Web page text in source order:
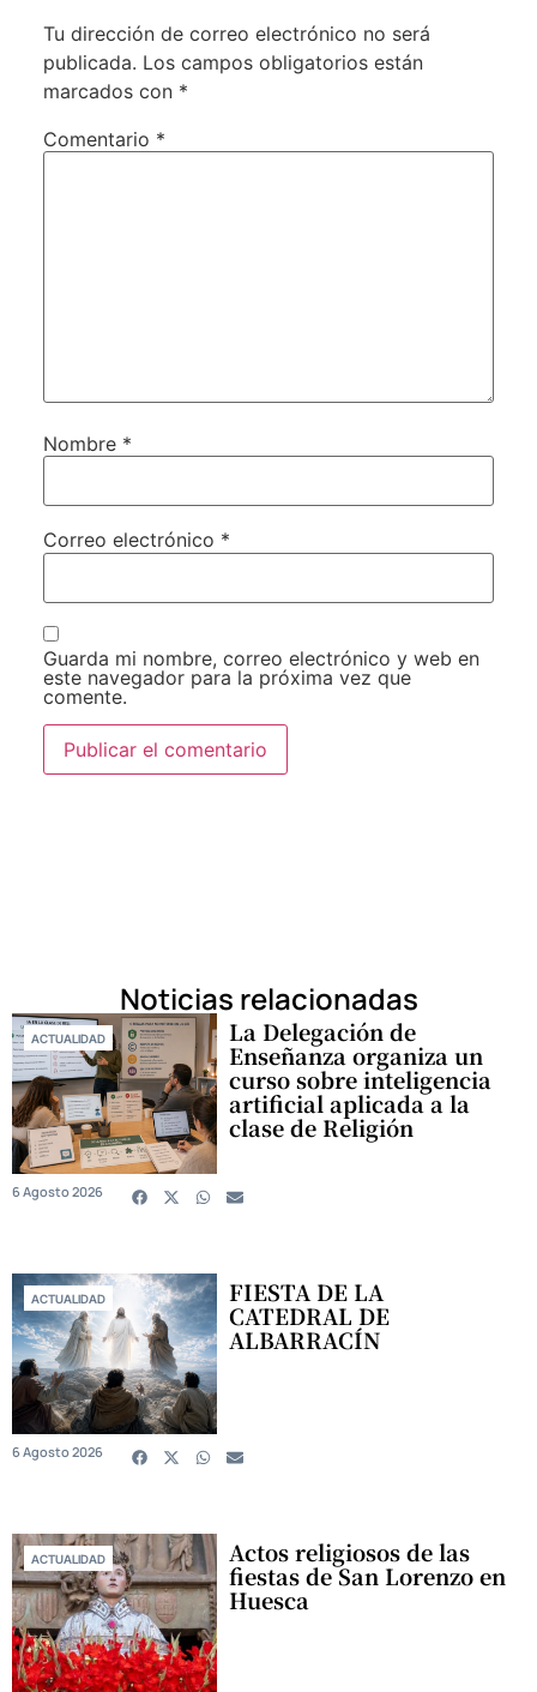
Tu dirección de correo electrónico no será
publicada. Los campos obligatorios están
marcados con *
Comentario *
Nombre *
Correo electrónico *
Guarda mi nombre, correo electrónico y web en
este navegador para la próxima vez que
comente.
Noticias relacionadas
ACTUALIDAD La Delegación de
Enseñanza organiza un
curso sobre inteligencia
artificial aplicada a la
clase de Religión
6 Agosto 2026
ACTUALIDAD FIESTA DE LA
CATEDRAL DE
ALBARRACÍN
6 Agosto 2026
ACTUALIDAD Actos religiosos de las
fiestas de San Lorenzo en
Huesca